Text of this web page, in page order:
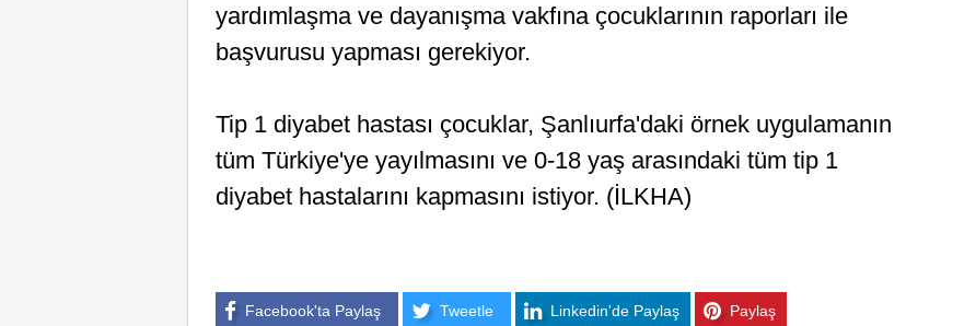
yardımlaşma ve dayanışma vakfına çocuklarının raporları ile
başvurusu yapması gerekiyor.
Tip 1 diyabet hastası çocuklar, Şanlıurfa'daki örnek uygulamanın
tüm Türkiye'ye yayılmasını ve 0-18 yaş arasındaki tüm tip 1
diyabet hastalarını kapmasını istiyor. (İLKHA)
Facebook'ta Paylaş Tweetle Linkedin'de Paylaş Paylaş